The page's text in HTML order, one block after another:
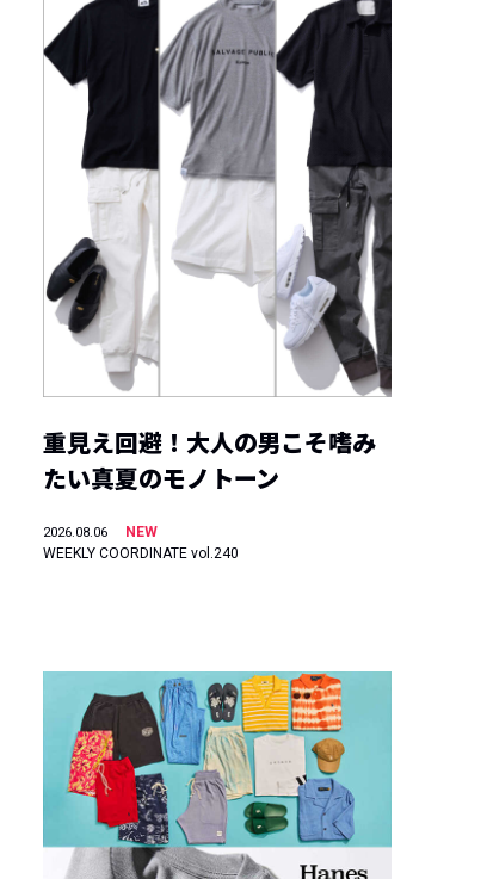
重見え回避！大人の男こそ嗜み
たい真夏のモノトーン
2026.08.06
NEW
WEEKLY COORDINATE vol.240